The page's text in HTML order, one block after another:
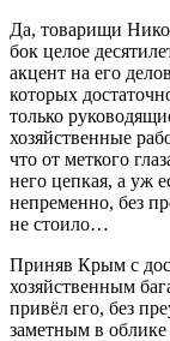
Да, товарищи
бок целое
акцент на его
которых
только
хозяйственные
что от меткого
него цепкая, а уж
непременно, без
не стоило…
Приняв Крым с
хозяйственным
привёл его, без
заметным в